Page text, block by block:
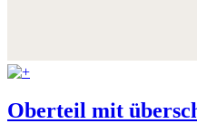
Oberteil mit